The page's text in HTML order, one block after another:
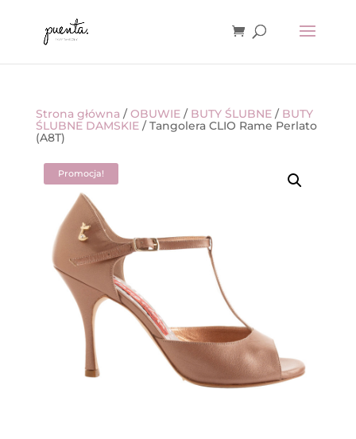
Strona główna /OBUWIE/ BUTY ŚLUBNE/ BUTY
ŚLUBNE DAMSKIE/ Tangolera CLIO Rame Perlato
(A8T)
Promocja!